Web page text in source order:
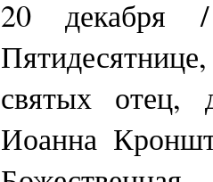
Храм
Кострома
Красноярская
20 декабря
святых отец,
Иоанна